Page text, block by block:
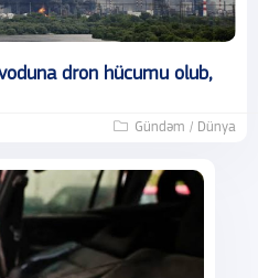
dron hücumu olub,
Gündəm / Dünya